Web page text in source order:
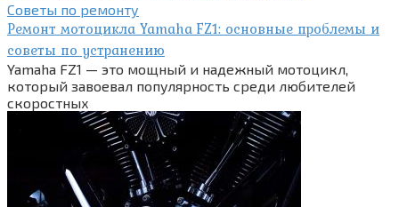
Советы по ремонту
Ремонт мотоцикла Yamaha FZ1: основные проблемы и
советы по устранению
Yamaha FZ1 — это мощный и надежный мотоцикл,
который завоевал популярность среди любителей
скоростных